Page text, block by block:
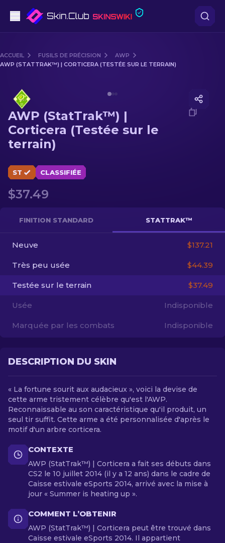
Milieu de gamme
Fusils de Précision
Couteaux
Gants
Caisses
Autre
FR
ACCUEIL FUSILS DE PRÉCISION
AWP
AWP (STATTRAK™) | CORTICERA (TESTÉE SUR LE TERRAIN)
AWP (StatTrak™) |
Corticera (Testée sur le
terrain)
ST CLASSIFIÉE
$37.49
FINITION STANDARD STATTRAK™
Neuve $137.21
Très peu usée $44.39
Testée sur le terrain $37.49
Usée Indisponible
Marquée par les combats Indisponible
DESCRIPTION DU SKIN
« La fortune sourit aux audacieux », voici la devise de
cette arme tristement célèbre qu'est l'AWP.
Reconnaissable au son caractéristique qu'il produit, un
seul tir suffit. Cette arme a été personnalisée d'après le
motif d'un arbre corticera.
CONTEXTE
AWP (StatTrak™) | Corticera a fait ses débuts dans
CS2 le 10 juillet 2014 (il y a 12 ans) dans le cadre de
Caisse estivale eSports 2014, arrivé avec la mise à
jour « Summer is heating up ».
COMMENT L’OBTENIR
AWP (StatTrak™) | Corticera peut être trouvé dans
Caisse estivale eSports 2014. Il appartient